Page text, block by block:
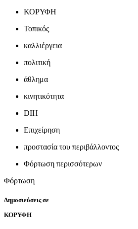
ΚΟΡΥΦΗ
Τοπικός
καλλιέργεια
πολιτική
άθλημα
κινητικότητα
DIH
Επιχείρηση
προστασία του περιβάλλοντος
Φόρτωση περισσότερων
Φόρτωση
Δημοσιεύσεις σε
ΚΟΡΥΦΗ